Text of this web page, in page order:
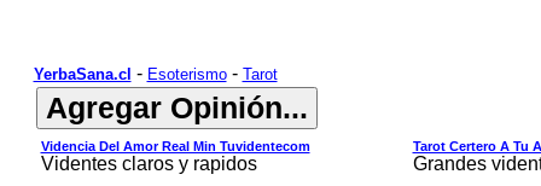
YerbaSana.cl - Esoterismo- Tarot
Videncia Del Amor Real Min Tuvidentecom
Videntes claros y rapidos
Tarot Certero A Tu
Grandes